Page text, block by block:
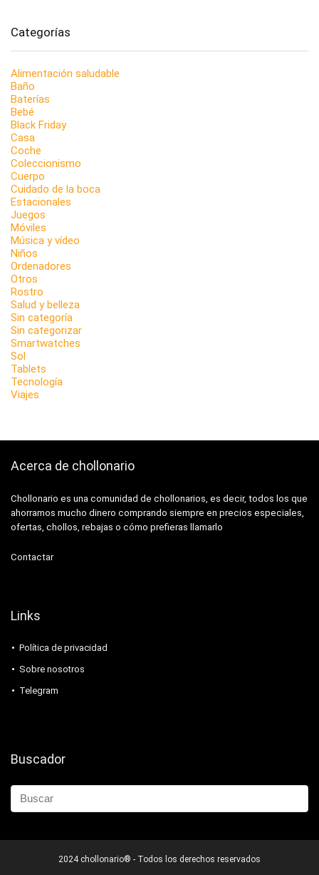
Categorías
Alimentación saludable
Baño
Baterías
Bebé
Black Friday
Casa
Coche
Coleccionismo
Cuerpo
Cuidado de la boca
Estacionales
Juegos
Móviles
Música y vídeo
Niños
Ordenadores
Otros
Rostro
Salud y belleza
Sin categoría
Sin categorizar
Smartwatches
Sol
Tablets
Tecnología
Viajes
Acerca de chollonario
Chollonario es una comunidad de chollonarios, es decir, todos los que
ahorramos mucho dinero comprando siempre en precios especiales,
ofertas, chollos, rebajas o cómo prefieras llamarlo
Contactar
Links
Política de privacidad
Sobre nosotros
Telegram
Buscador
2024 chollonario® - Todos los derechos reservados